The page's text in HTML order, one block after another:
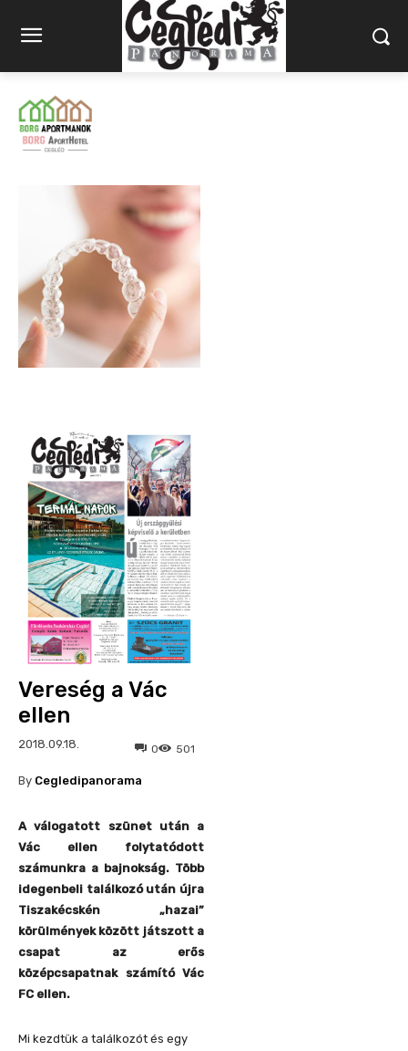
Vereség a Vác
ellen
2018.09.18. 501
0
By Cegledipanorama
A válogatott szünet után a
Vác ellen folytatódott
számunkra a bajnokság. Több
idegenbeli találkozó után újra
Tiszakécskén „hazai”
körülmények között játszott a
csapat az erős
középcsapatnak számító Vác
FC ellen.
Mi kezdtük a találkozót és egy